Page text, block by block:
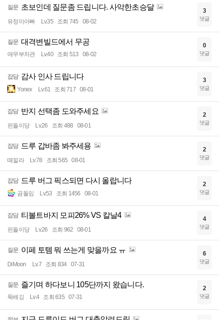
질문 초보인데 질문좀 드립니다. 사악한초승달
유정이아빠 Lv.35 조회 745 08-02
3
댓글
질문 대격변빌드에서 무공
애무부차관 Lv.40 조회 513 08-02
0
댓글
잡담 감사 인사 드립니다
Yonex Lv.61 조회 717 08-01
3
댓글
잡담 반지 선택좀 도와주세요
핀돌이당 Lv.26 조회 488 08-01
2
댓글
잡담 드루 갑바좀 봐주세용
떼낄라 Lv.78 조회 565 08-01
2
댓글
잡담 드루 버그 픽스되면 다시 올랍니다
곰돌임 Lv.53 조회 1456 08-01
2
댓글
잡담 티볼트바지 모피26% VS 칼날4
핀돌이당 Lv.26 조회 962 08-01
4
댓글
질문 이페 토템 뭐 쓰는게 맞을까요 ㅠ
DiMoon Lv.7 조회 834 07-31
6
댓글
질문 즐기며 하다보니 105단까지 왔습니다.
뚝배깅 Lv.4 조회 635 07-31
2
댓글